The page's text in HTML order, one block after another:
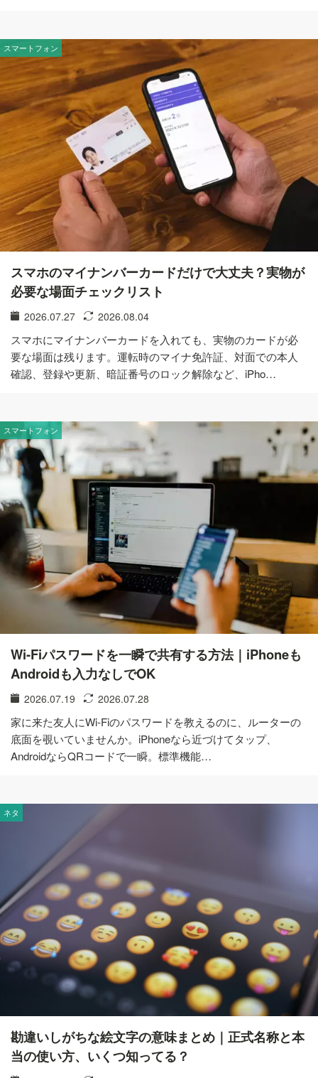
スマートフォン
スマホのマイナンバーカードだけで大丈夫？実物が
必要な場面チェックリスト
2026.07.27 2026.08.04
スマホにマイナンバーカードを入れても、実物のカードが必
要な場面は残ります。運転時のマイナ免許証、対面での本人
確認、登録や更新、暗証番号のロック解除など、iPho…
スマートフォン
Wi-Fiパスワードを一瞬で共有する方法｜iPhoneも
Androidも入力なしでOK
2026.07.19 2026.07.28
家に来た友人にWi-Fiのパスワードを教えるのに、ルーターの
底面を覗いていませんか。iPhoneなら近づけてタップ、
AndroidならQRコードで一瞬。標準機能…
ネタ
勘違いしがちな絵文字の意味まとめ｜正式名称と本
当の使い方、いくつ知ってる？